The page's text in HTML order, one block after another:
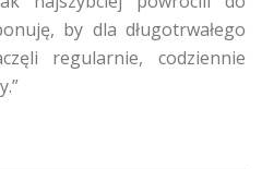
by dla długotrwałego
regularnie, codziennie